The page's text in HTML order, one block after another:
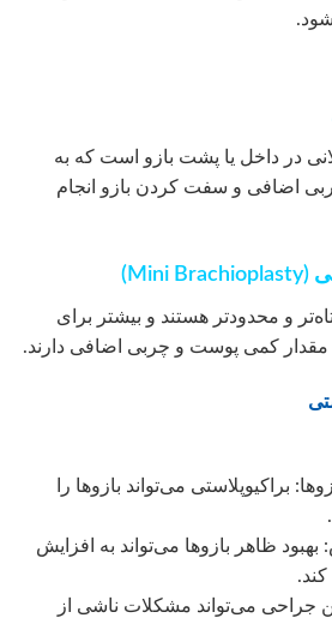
در داخل یا پشت بازو است که به
اضافی و سفت کردن بازو انجام
و محدودتر هستند و بیشتر برای
کمی پوست و چربی اضافی دارند.
براکیوپلاستی می‌تواند بازوها را
ظاهر بازوها می‌تواند به افزایش
جراحی می‌تواند مشکلات ناشی از